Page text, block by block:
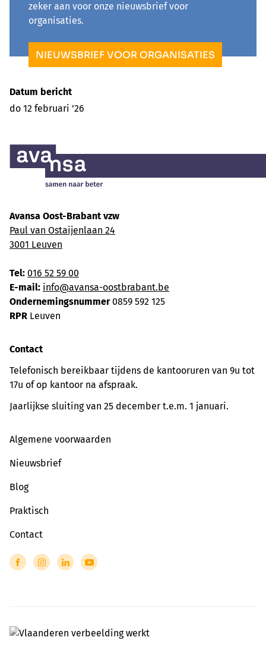
zeker aan voor onze nieuwsbrief voor
organisaties.
NIEUWSBRIEF VOOR ORGANISATIES
Datum bericht
do 12 februari '26
Avansa Oost-Brabant vzw
Paul van Ostaijenlaan 24
3001 Leuven
Tel: 016 52 59 00
E-mail: info@avansa-oostbrabant.be
Ondernemingsnummer0859 592 125
RPR Leuven
Contact
Telefonisch bereikbaar tijdens de kantooruren van 9u tot
17u of op kantoor na afspraak.
Jaarlijkse sluiting van 25 december t.e.m. 1 januari.
Algemene voorwaarden
Nieuwsbrief
Blog
Praktisch
Contact